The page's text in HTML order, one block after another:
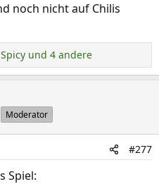
noch nicht auf Chilis
und 4 andere
Moderator
#277
Spiel: